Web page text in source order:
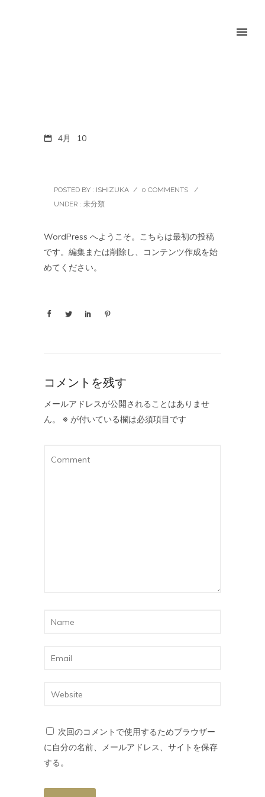
4月 10
POSTED BY : ISHIZUKA / 0 COMMENTS
/
UNDER : 未分類
WordPress へようこそ。こちらは最初の投稿
です。編集または削除し、コンテンツ作成を始
めてください。
コメントを残す
メールアドレスが公開されることはありませ
ん。
※ が付いている欄は必須項目です
次回のコメントで使用するためブラウザー
に自分の名前、メールアドレス、サイトを保存
する。